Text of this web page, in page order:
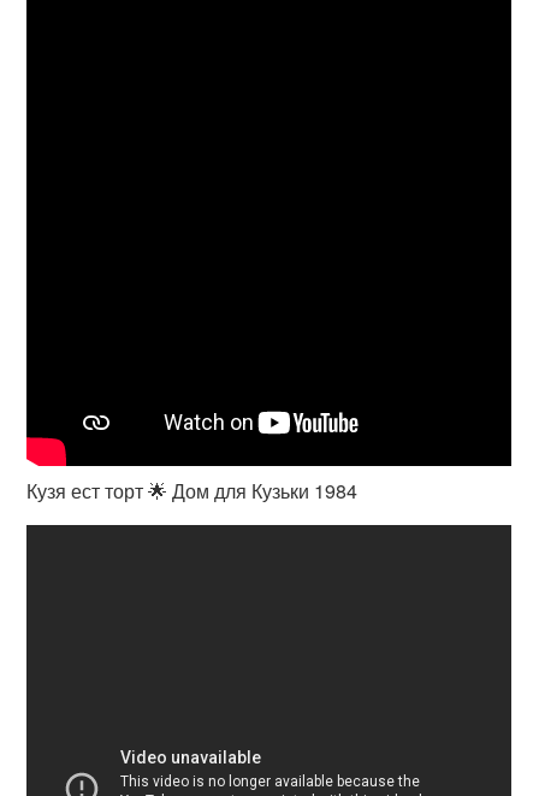
Кузя ест торт 🌟 Дом для Кузьки 1984